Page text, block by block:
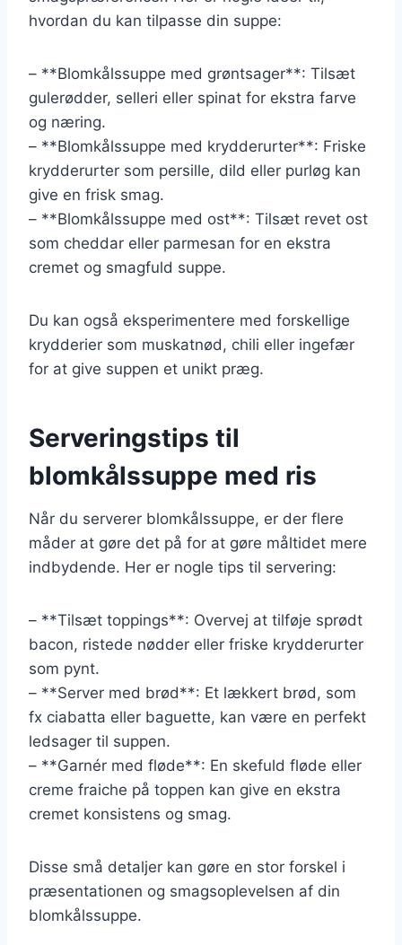
hvordan du kan tilpasse din suppe:
– **Blomkålssuppe med grøntsager**: Tilsæt
gulerødder, selleri eller spinat for ekstra farve
og næring.
– **Blomkålssuppe med krydderurter**: Friske
krydderurter som persille, dild eller purløg kan
give en frisk smag.
– **Blomkålssuppe med ost**: Tilsæt revet ost
som cheddar eller parmesan for en ekstra
cremet og smagfuld suppe.
Du kan også eksperimentere med forskellige
krydderier som muskatnød, chili eller ingefær
for at give suppen et unikt præg.
Serveringstips til
blomkålssuppe med ris
Når du serverer blomkålssuppe, er der flere
måder at gøre det på for at gøre måltidet mere
indbydende. Her er nogle tips til servering:
– **Tilsæt toppings**: Overvej at tilføje sprødt
bacon, ristede nødder eller friske krydderurter
som pynt.
– **Server med brød**: Et lækkert brød, som
fx ciabatta eller baguette, kan være en perfekt
ledsager til suppen.
– **Garnér med fløde**: En skefuld fløde eller
creme fraiche på toppen kan give en ekstra
cremet konsistens og smag.
Disse små detaljer kan gøre en stor forskel i
præsentationen og smagsoplevelsen af din
blomkålssuppe.